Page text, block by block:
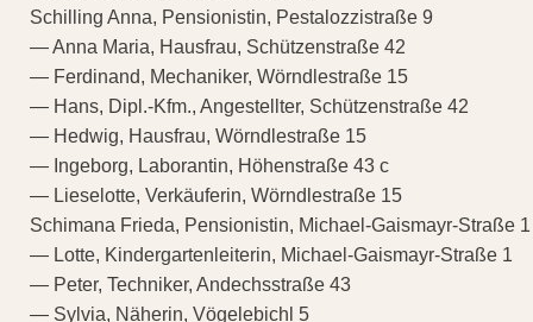
Schilling Anna, Pensionistin, Pestalozzistraße 9
— Anna Maria, Hausfrau, Schützenstraße 42
— Ferdinand, Mechaniker, Wörndlestraße 15
— Hans, Dipl.-Kfm., Angestellter, Schützenstraße 42
— Hedwig, Hausfrau, Wörndlestraße 15
— Ingeborg, Laborantin, Höhenstraße 43 c
— Lieselotte, Verkäuferin, Wörndlestraße 15
Schimana Frieda, Pensionistin, Michael-Gaismayr-Straße 1
— Lotte, Kindergartenleiterin, Michael-Gaismayr-Straße 1
— Peter, Techniker, Andechsstraße 43
— Sylvia, Näherin, Vögelebichl 5